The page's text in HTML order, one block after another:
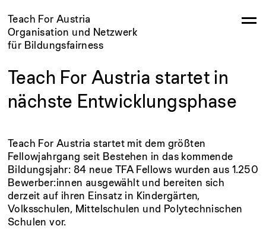
Teach For Austria
Organisation und Netzwerk
für Bildungsfairness
Teach For Austria startet in
nächste Entwicklungsphase
Teach For Austria startet mit dem größten
Fellowjahrgang seit Bestehen in das kommende
Bildungsjahr: 84 neue TFA Fellows wurden aus 1.250
Bewerber:innen ausgewählt und bereiten sich
derzeit auf ihren Einsatz in Kindergärten,
Volksschulen, Mittelschulen und Polytechnischen
Schulen vor.